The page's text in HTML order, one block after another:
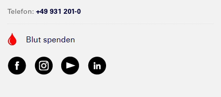
Telefon: +49 931 201-0